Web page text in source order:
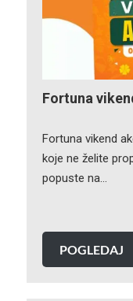
Fortuna
Fortuna vikend
koje ne želite
popuste na…
POGLEDAJ